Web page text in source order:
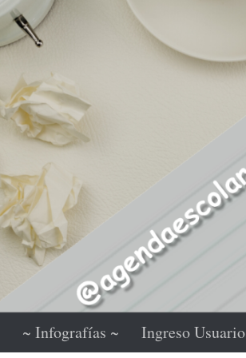
~ Infografías ~ Ingreso Usuario